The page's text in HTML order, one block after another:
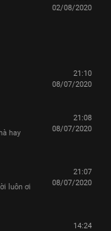
02/08/2020
21:10
08/07/2020
hay
21:08
08/07/2020
luôn ơi
21:07
08/07/2020
14:24